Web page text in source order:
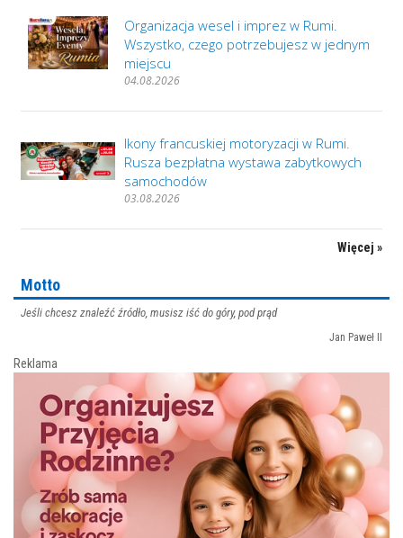
Organizacja wesel i imprez w Rumi.
Wszystko, czego potrzebujesz w jednym
miejscu
04.08.2026
Ikony francuskiej motoryzacji w Rumi.
Rusza bezpłatna wystawa zabytkowych
samochodów
03.08.2026
Więcej »
Motto
Jeśli chcesz znaleźć źródło, musisz iść do góry, pod prąd
Jan Paweł II
Reklama